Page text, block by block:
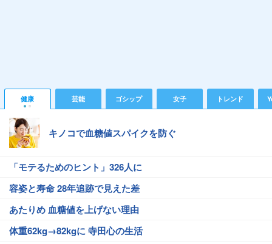
健康 芸能 ゴシップ 女子 トレンド
キノコで血糖値スパイクを防ぐ
「モテるためのヒント」326人に
容姿と寿命 28年追跡で見えた差
あたりめ 血糖値を上げない理由
体重62kg→82kgに 寺田心の生活